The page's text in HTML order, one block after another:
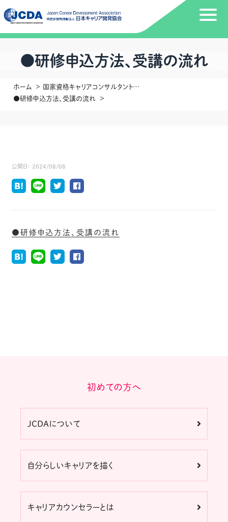
●研修申込方法、受講の流れ
ホーム
国家資格キャリアコンサルタント更新講習：残席状況のご案内
●研修申込方法、受講の流れ
公開日： 2024/08/08
●研修申込方法、受講の流れ
初めての方へ
JCDAについて
自分らしいキャリアを描く
キャリアカウンセラーとは